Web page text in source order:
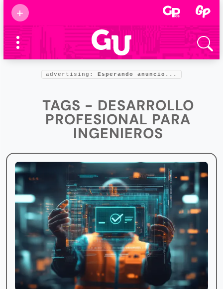
+
Supermamás
2025
Marcas de
confianza
Foro salud
advertising: Esperando anuncio...
TAGS - DESARROLLO
PROFESIONAL PARA
INGENIEROS